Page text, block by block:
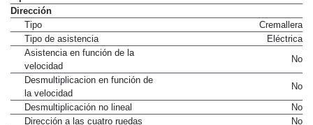
Tipo de frenos traseros
Dirección
Tipo
Cremallera
Tipo de asistencia
Asistencia en función de la
velocidad
No
Desmultiplicacion en función de
la velocidad
No
Desmultiplicación no lineal
No